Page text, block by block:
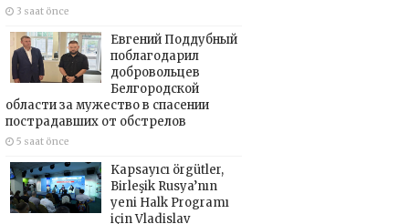
3 saat önce
Евгений Поддубный
поблагодарил
добровольцев
Белгородской
области за мужество в спасении
пострадавших от обстрелов
5 saat önce
Kapsayıcı örgütler,
Birleşik Rusya’nın
yeni Halk Programı
için Vladislav